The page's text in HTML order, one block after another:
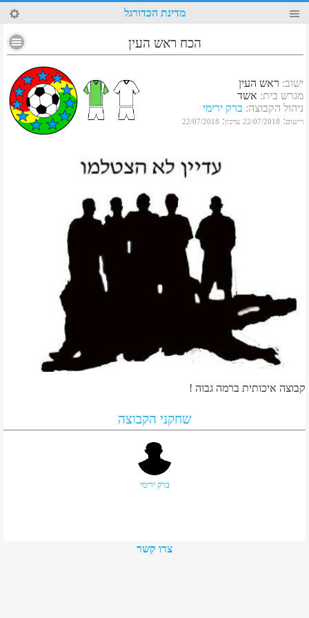
87 מדינת הכדורגל
הכח ראש העין
ישוב: ראש העין
מגרש בית: אשד
ניהול הקבוצה: ברק ירימי
רישום:
22/07/2018 עדכון:
22/07/2018
קבוצה איכותית ברמה גבוה !
שחקני הקבוצה
ברק ירימי
צרו קשר